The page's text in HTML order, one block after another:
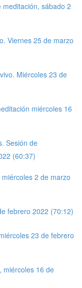
sábado 2
Viernes 25 de marzo
Miércoles 23 de
miércoles 16
Sesión de
(60:37)
2 de marzo
febrero 2022 (70:12)
23 de febrero
miércoles 16 de